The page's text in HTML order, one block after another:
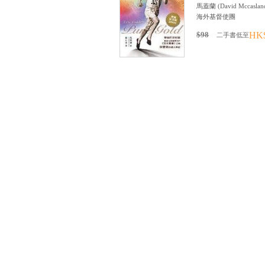
馬蓋蘭 (David
海外基督使團
$98 二手書低至